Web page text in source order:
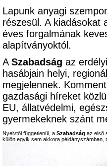
Lapunk anyagi
részesül. A kiadásokat
éves forgalmának
alapítványoktól.
A Szabadság az
hasábjain helyi,
megjelennek.
gazdasági híreket
EU, állatvédelmi,
gyermekeknek szánt
Nyelvtől függetlenül, a Szabadság az első
külön egyik sem akkora példányszámban,